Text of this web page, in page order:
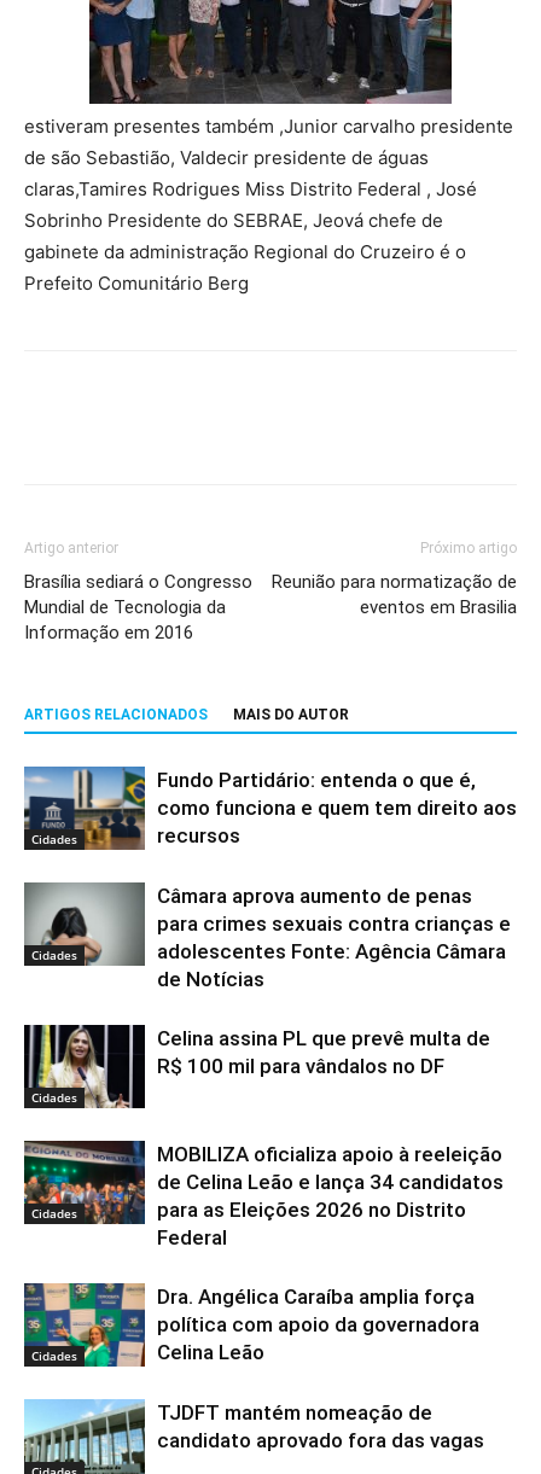
estiveram presentes também ,Junior carvalho presidente
de são Sebastião, Valdecir presidente de águas
claras,Tamires Rodrigues Miss Distrito Federal , José
Sobrinho Presidente do SEBRAE, Jeová chefe de
gabinete da administração Regional do Cruzeiro é o
Prefeito Comunitário Berg
Artigo anterior
Brasília sediará o Congresso
Mundial de Tecnologia da
Informação em 2016
Próximo artigo
Reunião para normatização de
eventos em Brasilia
ARTIGOS RELACIONADOS MAIS DO AUTOR
Cidades
Fundo Partidário: entenda o que é,
como funciona e quem tem direito aos
recursos
Cidades
Câmara aprova aumento de penas
para crimes sexuais contra crianças e
adolescentes Fonte: Agência Câmara
de Notícias
Cidades
Celina assina PL que prevê multa de
R$ 100 mil para vândalos no DF
Cidades
MOBILIZA oficializa apoio à reeleição
de Celina Leão e lança 34 candidatos
para as Eleições 2026 no Distrito
Federal
Cidades
Dra. Angélica Caraíba amplia força
política com apoio da governadora
Celina Leão
TJDFT mantém nomeação de
candidato aprovado fora das vagas